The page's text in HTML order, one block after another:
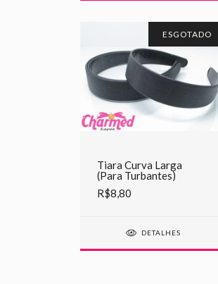
ESGOTADO
Tiara Curva Larga
(Para Turbantes)
R$8,80
DETALHES